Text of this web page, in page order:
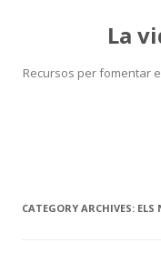
La
Recursos per fomentar
CATEGORY ARCHIVES: ELS